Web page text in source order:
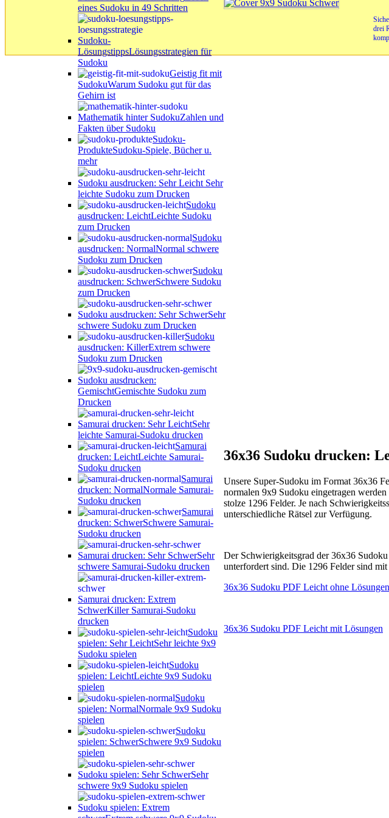
eines Sudoku in 49 Schritten
Sudoku-
LösungstippsLösungsstrategien für
Sudoku
Geistig fit mit
SudokuWarum Sudoku gut für das
Gehirn ist
Mathematik hinter SudokuZahlen und
Fakten über Sudoku
Sudoku-
ProdukteSudoku-Spiele, Bücher u.
mehr
Sudoku ausdrucken: Sehr Leicht Sehr
leichte Sudoku zum Drucken
Sudoku
ausdrucken: LeichtLeichte Sudoku
zum Drucken
Sudoku
ausdrucken: NormalNormal schwere
Sudoku zum Drucken
Sudoku
ausdrucken: SchwerSchwere Sudoku
zum Drucken
Sudoku ausdrucken: Sehr SchwerSehr
schwere Sudoku zum Drucken
Sudoku
ausdrucken: KillerExtrem schwere
Sudoku zum Drucken
Sudoku ausdrucken:
GemischtGemischte Sudoku zum
Drucken
Samurai drucken: Sehr LeichtSehr
leichte Samurai-Sudoku drucken
Samurai
drucken: LeichtLeichte Samurai-
Sudoku drucken
Samurai
drucken: NormalNormale Samurai-
Sudoku drucken
Samurai
drucken: SchwerSchwere Samurai-
Sudoku drucken
Samurai drucken: Sehr SchwerSehr
schwere Samurai-Sudoku drucken
Samurai drucken: Extrem
SchwerKiller Samurai-Sudoku
drucken
Sudoku
spielen: Sehr LeichtSehr leichte 9x9
Sudoku spielen
Sudoku
spielen: LeichtLeichte 9x9 Sudoku
spielen
Sudoku
spielen: NormalNormale 9x9 Sudoku
spielen
Sudoku
spielen: SchwerSchwere 9x9 Sudoku
spielen
Sudoku spielen: Sehr SchwerSehr
schwere 9x9 Sudoku spielen
Sudoku spielen: Extrem
drei
36x36 Sudoku drucken:
Unsere Super-Sudoku im Format 36x36
normalen 9x9 Sudoku eingetragen
stolze 1296 Felder. Je nach
unterschiedliche Rätsel zur Verfügung.
Der Schwierigkeitsgrad der 36x36
unterfordert sind. Die 1296 Felder sind
36x36 Sudoku PDF Leicht ohne Lösungen
36x36 Sudoku PDF Leicht mit Lösungen